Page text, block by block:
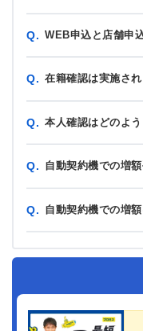
Q. WEB申込と店舗申
Q. 在籍確認は実施され
Q. 本人確認はどのよ
Q. 自動契約機での増
Q. 自動契約機での増